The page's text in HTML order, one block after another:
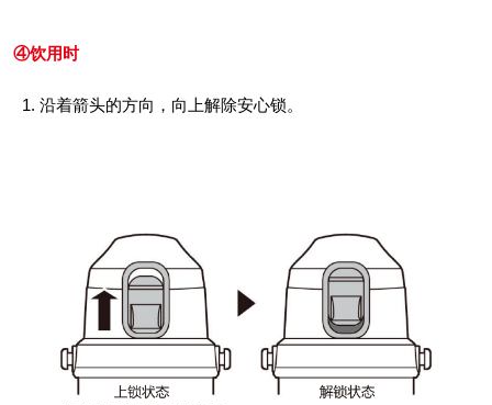
④饮用时
沿着箭头的方向，向上解除安心锁。